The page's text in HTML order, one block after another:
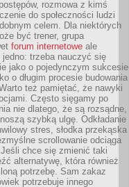
rozmowa z kimś
do społeczności ludzi
celem. Dla niektórych
być trener, grupa
forum internetowe ale
jedno: trzeba nauczyć się
jako o pojedynczym sukcesie
o długim procesie budowania
też pamiętać, że nawyki
Często sięgamy po
nie dlatego, że są rozsądne,
szybką ulgę. Odkładanie
stres, słodka przekąska
scrollowanie odciąga
chce się zmienić taki
alternatywę, która również
potrzebę. Sam zakaz
potrzebuje innego